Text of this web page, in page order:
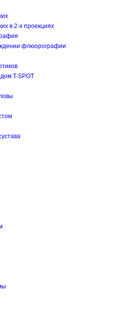
в 2-х проекциях
флюорографии
T-SPOT